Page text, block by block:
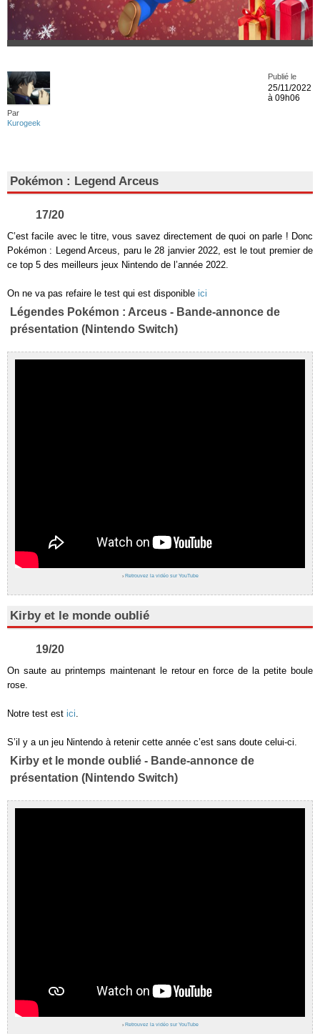
Par
Kurogeek
Publié le
25/11/2022
à 09h06
Pokémon : Legend Arceus
17/20
C’est facile avec le titre, vous savez directement de quoi on parle ! Donc
Pokémon : Legend Arceus, paru le 28 janvier 2022, est le tout premier de
ce top 5 des meilleurs jeux Nintendo de l’année 2022.
On ne va pas refaire le test qui est disponible ici
Légendes Pokémon : Arceus - Bande-annonce de
présentation (Nintendo Switch)
› Retrouvez la vidéo sur YouTube
Kirby et le monde oublié
19/20
On saute au printemps maintenant le retour en force de la petite boule
rose.
Notre test est ici.
S’il y a un jeu Nintendo à retenir cette année c’est sans doute celui-ci.
Kirby et le monde oublié - Bande-annonce de
présentation (Nintendo Switch)
› Retrouvez la vidéo sur YouTube